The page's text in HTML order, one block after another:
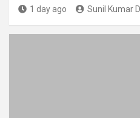
1 day ago Sunil Kumar